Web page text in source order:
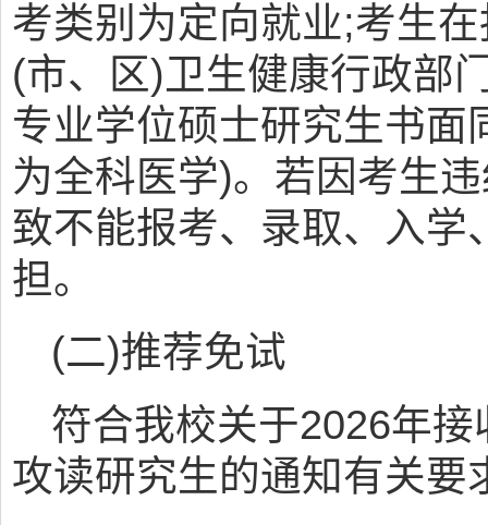
考类别为定向就业;考生
(市、区)卫生健康行政部
专业学位硕士研究生书
为全科医学)。若因考生
致不能报考、录取、入学
担。
(二)推荐免试
符合我校关于2026年
攻读研究生的通知有关要